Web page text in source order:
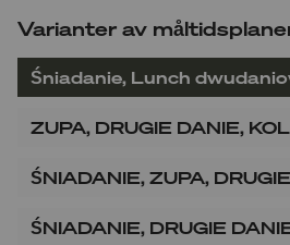
Varianter av
Śniadanie, Lunch
ZUPA, DRUGIE DANIE,
ŚNIADANIE, ZUPA,
ŚNIADANIE, DRUGIE